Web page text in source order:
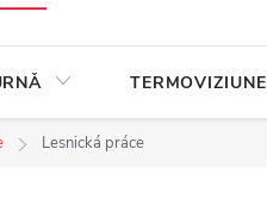
TERMOVIZIUNE
Lesnická práce